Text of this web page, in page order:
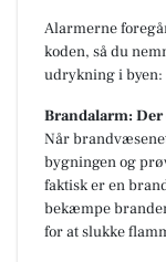
Alarmerne
koden, så du
udrykning i byen:
Brandalarm:
Når
bygningen og
faktisk er en
bekæmpe
for at slukke